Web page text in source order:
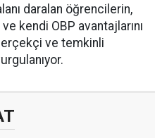
daralan öğrencilerin,
kendi OBP avantajlarını
ve temkinli